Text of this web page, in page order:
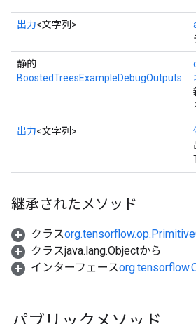
出力<文字列>
静的
BoostedTreesExampleDebugOutputs
出力<文字列>
継承されたメソッド
クラス
クラスjava.lang.Objectから
インターフェース